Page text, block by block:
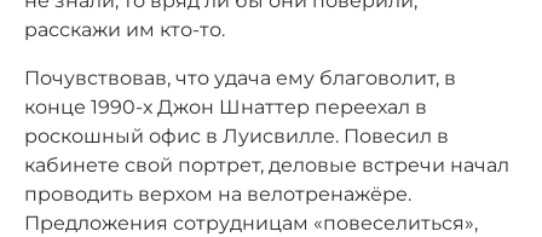
расскажи им кто-то.
Почувствовав, что удача ему благоволит, в
конце 1990-х Джон Шнаттер переехал в
роскошный офис в Луисвилле. Повесил в
кабинете свой портрет, деловые встречи начал
проводить верхом на велотренажёре.
Предложения сотрудницам «повеселиться»,